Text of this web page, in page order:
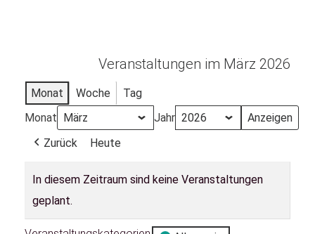
Veranstaltungen im März 2026
Monat Woche
Tag
Monat
Jahr
Zurück
Heute
In diesem Zeitraum sind keine Veranstaltungen
geplant.